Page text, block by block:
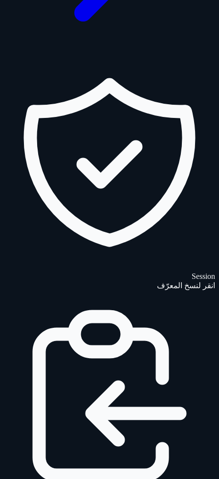
Session
انقر لنسخ المعرّف